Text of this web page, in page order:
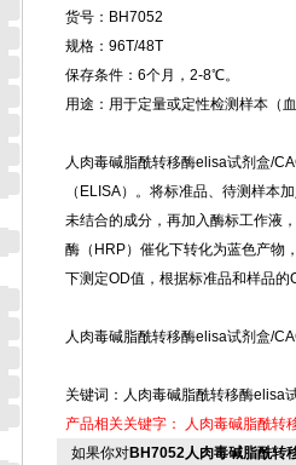
货号：BH7052
规格：96T/48T
保存条件：6个月，2-8℃。
用途：用于定量或定性检测样本（
人肉毒碱脂酰转移酶elisa试剂盒/
（ELISA）。将标准品、待测样本
未结合的成分，再加入酶标工作液
酶（HRP）催化下转化为蓝色产物
下测定OD值，根据标准品和样品
人肉毒碱脂酰转移酶elisa试剂盒/
关键词：人肉毒碱脂酰转移酶elisa
产品相关关键字：
人肉毒碱脂酰转
如果你对BH7052人肉毒碱脂酰转